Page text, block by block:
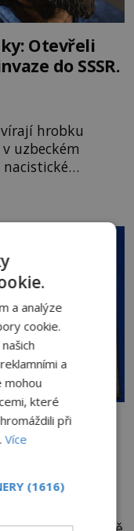
Otevřeli
do SSSR.
hrobku
uzbeckém
a napadá
zarážející, že se
20. století. Je
Ukrývá
nebo
starou
a analýze
cookie.
a
mohou
které
při
Více
(1616)